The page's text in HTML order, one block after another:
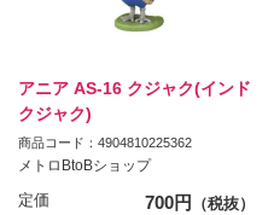
アニア AS-16 クジャク(インド
クジャク)
商品コード：4904810225362
メトロBtoBショップ
定価 700円
（税抜）